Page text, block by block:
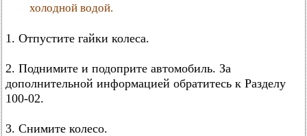
холодной водой.
1. Отпустите гайки колеса.
2. Поднимите и подоприте автомобиль. За
дополнительной информацией обратитесь к Разделу
100-02.
3. Снимите колесо.